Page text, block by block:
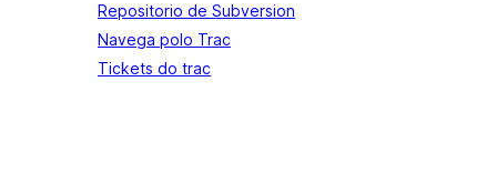
Repositorio de Subversion
Navega polo Trac
Tickets do trac